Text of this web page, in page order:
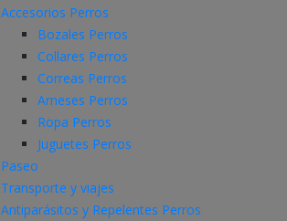
Accesorios Perros
Bozales Perros
Collares Perros
Correas Perros
Arneses Perros
Ropa Perros
Juguetes Perros
Paseo
Transporte y viajes
Antiparásitos y Repelentes Perros